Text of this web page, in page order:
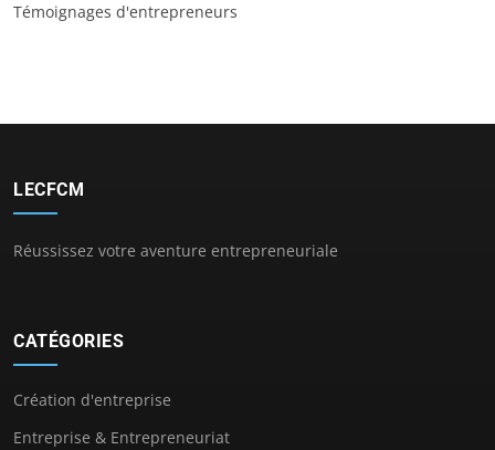
Témoignages d'entrepreneurs
LECFCM
Réussissez votre aventure entrepreneuriale
CATÉGORIES
Création d'entreprise
Entreprise & Entrepreneuriat